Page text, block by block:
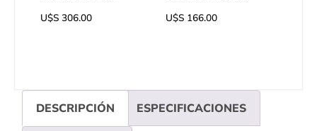
U$S 306.00 U$S 166.00
DESCRIPCIÓN ESPECIFICACIONES